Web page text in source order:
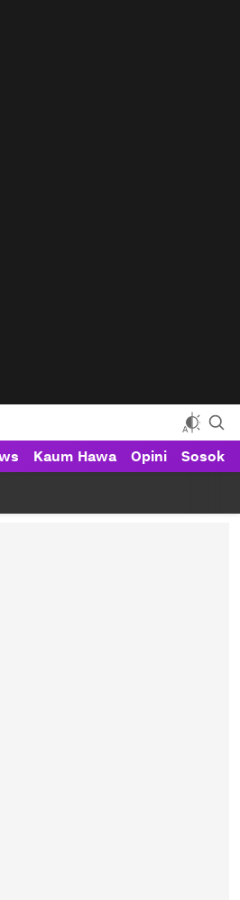
Kaum Hawa Opini Sosok